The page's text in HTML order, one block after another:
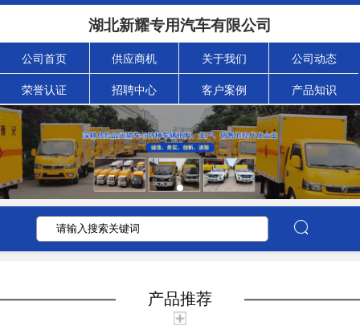
湖北新耀专用汽车有限公司
公司首页 供应商机 关于我们 公司动态
荣誉认证 招聘中心 客户案例 产品知识
产品推荐